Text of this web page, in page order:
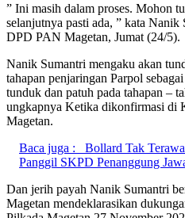
” Ini masih dalam proses. Mohon
selanjutnya pasti ada, ” kata
DPD PAN Magetan, Jumat (24/5).
Nanik Sumantri mengaku akan
tahapan penjaringan Parpol
tunduk dan patuh pada tahapan –
ungkapnya Ketika dikonfirmasi di
Magetan.
Baca juga :
Bollard Tak
Panggil SKPD Penanggung
Dan jerih payah Nanik Sumantri
Magetan mendeklarasikan